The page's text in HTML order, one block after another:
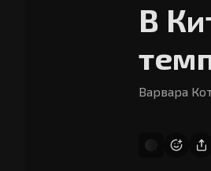
В
Варвара